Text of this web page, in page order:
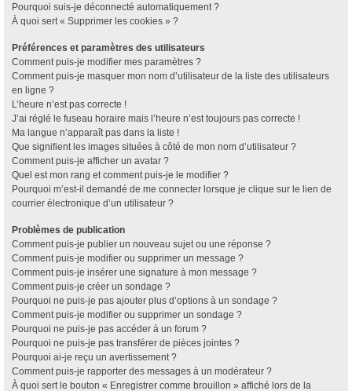
Pourquoi suis-je déconnecté automatiquement ?
À quoi sert « Supprimer les cookies » ?
Préférences et paramètres des utilisateurs
Comment puis-je modifier mes paramètres ?
Comment puis-je masquer mon nom d’utilisateur de la liste des utilisateurs
en ligne ?
L’heure n’est pas correcte !
J’ai réglé le fuseau horaire mais l’heure n’est toujours pas correcte !
Ma langue n’apparaît pas dans la liste !
Que signifient les images situées à côté de mon nom d’utilisateur ?
Comment puis-je afficher un avatar ?
Quel est mon rang et comment puis-je le modifier ?
Pourquoi m’est-il demandé de me connecter lorsque je clique sur le lien de
courrier électronique d’un utilisateur ?
Problèmes de publication
Comment puis-je publier un nouveau sujet ou une réponse ?
Comment puis-je modifier ou supprimer un message ?
Comment puis-je insérer une signature à mon message ?
Comment puis-je créer un sondage ?
Pourquoi ne puis-je pas ajouter plus d’options à un sondage ?
Comment puis-je modifier ou supprimer un sondage ?
Pourquoi ne puis-je pas accéder à un forum ?
Pourquoi ne puis-je pas transférer de pièces jointes ?
Pourquoi ai-je reçu un avertissement ?
Comment puis-je rapporter des messages à un modérateur ?
À quoi sert le bouton « Enregistrer comme brouillon » affiché lors de la